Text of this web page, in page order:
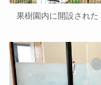
果樹園内に開設された